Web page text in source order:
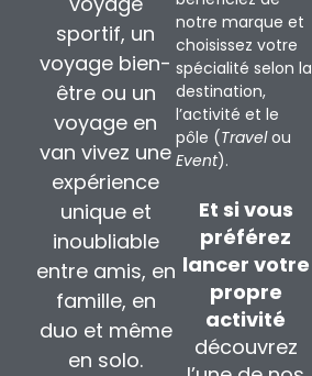
sportif, un
voyage bien-
être ou un
voyage en
van vivez une
expérience
unique et
inoubliable
entre amis, en
famille, en
duo et même
en solo.
notre marque et
choisissez votre
spécialité selon la
destination,
l’activité et le
pôle (Travelou
Event).
Et si vous
préférez
lancer votre
propre
activité
découvrez